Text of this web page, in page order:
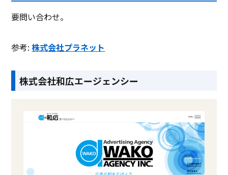
要問い合わせ。
参考:株式会社プラネット
株式会社和広エージェンシー